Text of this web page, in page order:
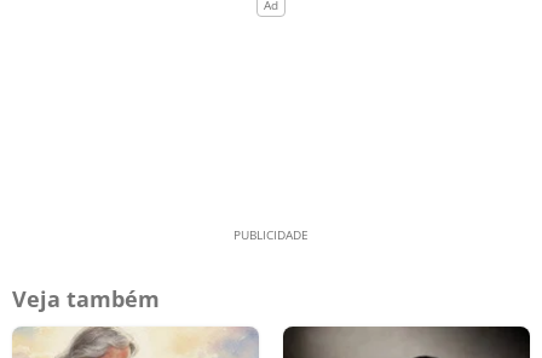
Veja também